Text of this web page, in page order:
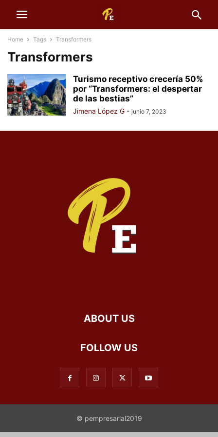
Home Tags Transformers
Transformers
Turismo receptivo crecería 50%
por “Transformers: el despertar
de las bestias”
Jimena López G - junio 7, 2023
ABOUT US
FOLLOW US
© pempresarial2019